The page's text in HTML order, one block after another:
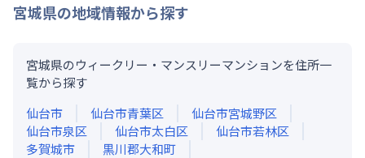
宮城県の地域情報から探す
宮城県のウィークリー・マンスリーマンションを住所一
覧から探す
仙台市
仙台市青葉区
仙台市宮城野区
仙台市泉区
仙台市太白区
仙台市若林区
多賀城市
黒川郡大和町